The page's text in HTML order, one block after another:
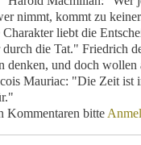
nimmt, kommt zu
liebt die
die Tat." Friedrich
denken, und doch wollen
Mauriac: "Die Zeit ist
Kommentaren bitte